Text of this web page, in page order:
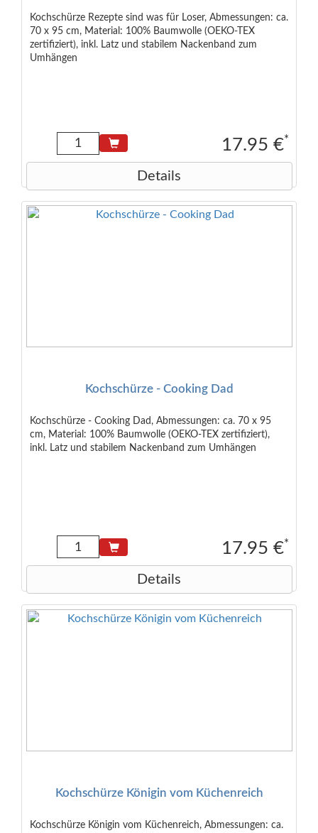
Kochschürze Rezepte sind was für Loser, Abmessungen: ca.
70 x 95 cm, Material: 100% Baumwolle (OEKO-TEX
zertifiziert), inkl. Latz und stabilem Nackenband zum
Umhängen
17.95 €*
Details
Kochschürze - Cooking Dad
Kochschürze - Cooking Dad, Abmessungen: ca. 70 x 95
cm, Material: 100% Baumwolle (OEKO-TEX zertifiziert),
inkl. Latz und stabilem Nackenband zum Umhängen
17.95 €*
Details
Kochschürze Königin vom Küchenreich
Kochschürze Königin vom Küchenreich, Abmessungen: ca.